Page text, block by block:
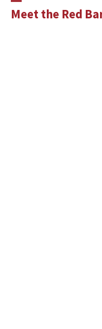
Meet the Red
Open
Close